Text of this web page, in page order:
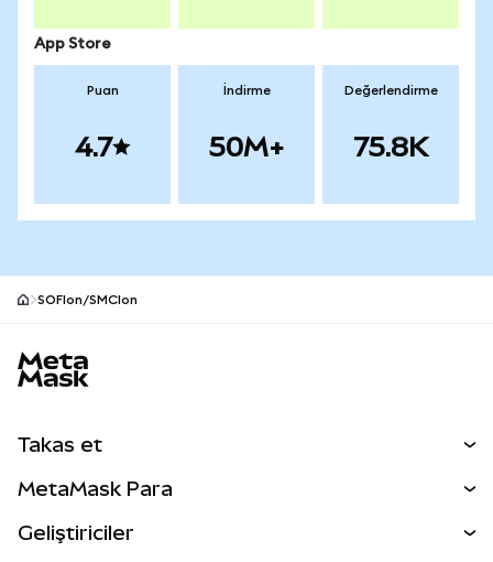
App Store
Puan
4.7
İndirme
50M+
Değerlendirme
75.8K
SOFIon/SMCIon
Takas et
Perps
MetaMask Para
Geliştiriciler